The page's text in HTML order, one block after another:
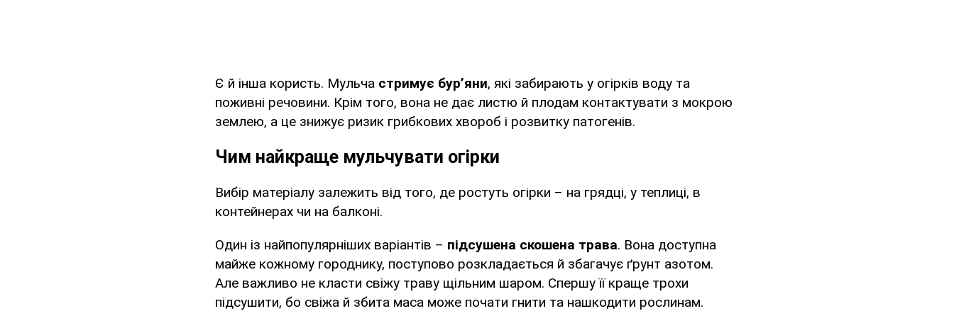
Є й інша користь. Мульча стримує бур’яни, які забирають у огірків воду та
поживні речовини. Крім того, вона не дає листю й плодам контактувати з мокрою
землею, а це знижує ризик грибкових хвороб і розвитку патогенів.
Чим найкраще мульчувати огірки
Вибір матеріалу залежить від того, де ростуть огірки – на грядці, у теплиці, в
контейнерах чи на балконі.
Один із найпопулярніших варіантів – підсушена скошена трава. Вона доступна
майже кожному городнику, поступово розкладається й збагачує ґрунт азотом.
Але важливо не класти свіжу траву щільним шаром. Спершу її краще трохи
підсушити, бо свіжа й збита маса може почати гнити та нашкодити рослинам.